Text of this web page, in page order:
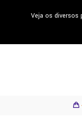
conteúdo
Veja os diversos